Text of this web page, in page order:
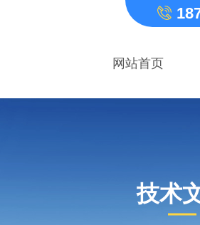
网站首页
技术